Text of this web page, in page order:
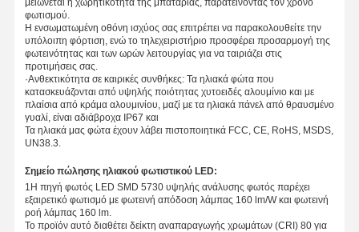
Συνομιλία
Τώρα
Οδηγημένο τρι φως απόδειξης
LED Batten Light
Φως οροφής LED
Γραμμικός πλήρης φωτισμός κόλπων οδηγήσεων
φωτισμού.
Η ενσωματωμένη οθόνη ισχύος σας επιτρέπει να παρακολουθείτε την
υπόλοιπη φόρτιση, ενώ το τηλεχειριστήριο προσφέρει προσαρμογή της
φωτεινότητας και των ωρών λειτουργίας για να ταιριάζει στις
προτιμήσεις σας.
·Ανθεκτικότητα σε καιρικές συνθήκες: Τα ηλιακά φώτα που
κατασκευάζονται από υψηλής ποιότητας χυτοειδές αλουμίνιο και με
πλαίσια από κράμα αλουμινίου, μαζί με τα ηλιακά πάνελ από θραυσμένο
γυαλί, είναι αδιάβροχα IP67 και
Τα ηλιακά μας φώτα έχουν λάβει πιστοποιητικά FCC, CE, RoHS, MSDS,
UN38.3.
Σημείο πώλησης ηλιακού φωτιστικού LED:
1Η πηγή φωτός LED SMD 5730 υψηλής ανάλυσης φωτός παρέχει
εξαιρετικό φωτισμό με φωτεινή απόδοση λάμπας 160 lm/W και φωτεινή
ροή λάμπας 160 lm.
Το προϊόν αυτό διαθέτει δείκτη αναπαραγωγής χρωμάτων (CRI) 80 για